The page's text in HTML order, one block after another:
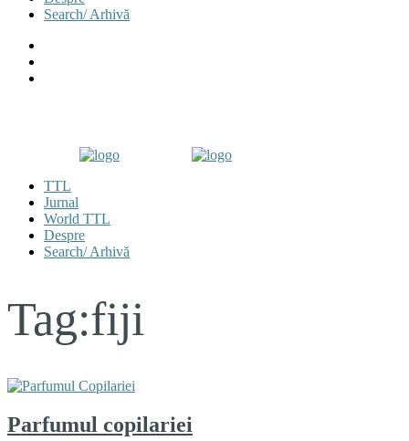
Search/ Arhivă
TTL
Jurnal
World TTL
Despre
Search/ Arhivă
Tag:fiji
Parfumul copilariei